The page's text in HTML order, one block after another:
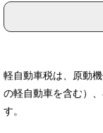
軽自動車税は、原動
の軽自動車を含む）
す。